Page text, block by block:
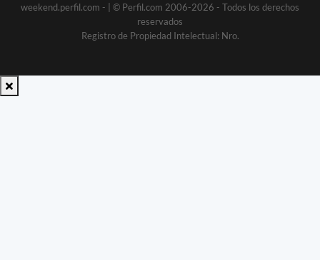
weekend.perfil.com -
| © Perfil.com 2006-2026 - Todos los derechos
reservados
Registro de Propiedad Intelectual: Nro.